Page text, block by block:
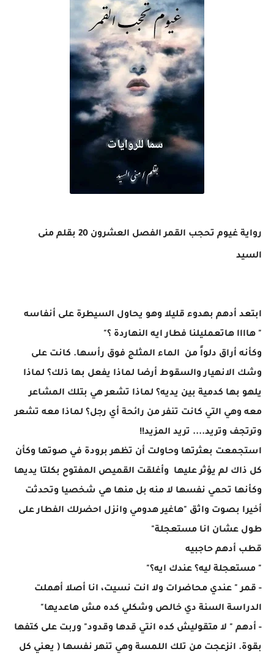
رواية غيوم تحجب القمر الفصل العشرون 20 بقلم منى
السيد
ابتعد أدهم بهدوء قليلا وهو يحاول السيطرة على أنفاسه
" هاااا هاتعمليلنا فطار ايه النهاردة ؟"
وكأنه أراق دلواً من الماء المثلج فوق رأسها. كانت على
وشك الانهيار والسقوط أرضا لماذا يفعل بها ذلك؟ لماذا
يلهو بها كدمية بين يديه؟ لماذا تشعر هي بتلك المشاعر
معه وهي التي كانت تنفر من رائحة أي رجل؟ لماذا معه تشعر
وترتجف وتريد.... تريد المزيد!!
استجمعت بعثرتها وحاولت أن تظهر برودة في صوتها وكأن
كل ذاك لم يؤثر عليها وأغلقت القميص المفتوح بكلتا يديها
وكأنها تحمي نفسها لا منه بل منها هي شخصيا وتحدثت
أخيرا بصوت واثق "هاغير هدومي وانزل احضرلك الفطار على
طول عشان انا مستعجلة"
قطب أدهم حاجبيه
" مستعجلة ليه؟ عندك ايه؟"
- قمر " عندي محاضرات ولا انت نسيت، انا أصلا أهملت
الدراسة السنة دي خالص وشكلي كده مش هاعديها"
- أدهم " لا متقوليش كده انتي قدها وقدود" وربت على كتفها
بقوة. انزعجت من تلك اللمسة وهي تنهر نفسها ( يعني كل